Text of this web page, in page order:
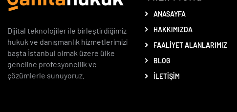
Dijital teknolojiler ile birleştirdiğimiz
hukuk ve danışmanlık hizmetlerimizi
başta İstanbul olmak üzere ülke
geneline profesyonellik ve
çözümlerle sunuyoruz.
ANASAYFA
HAKKIMIZDA
FAALIYET ALANLARIMIZ
BLOG
İLETIŞIM